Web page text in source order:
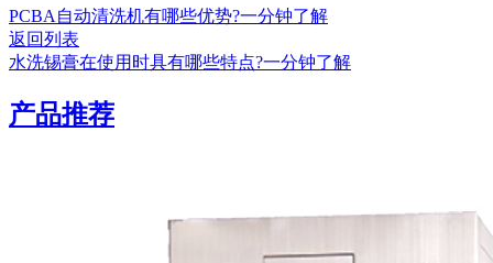
PCBA自动清洗机有哪些优势?一分钟了解
返回列表
水洗锡膏在使用时具有哪些特点?一分钟了解
产品推荐